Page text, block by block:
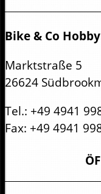
Bike & Co
Marktstraße 5
26624
Tel.: +49 4941
Fax: +49 4941